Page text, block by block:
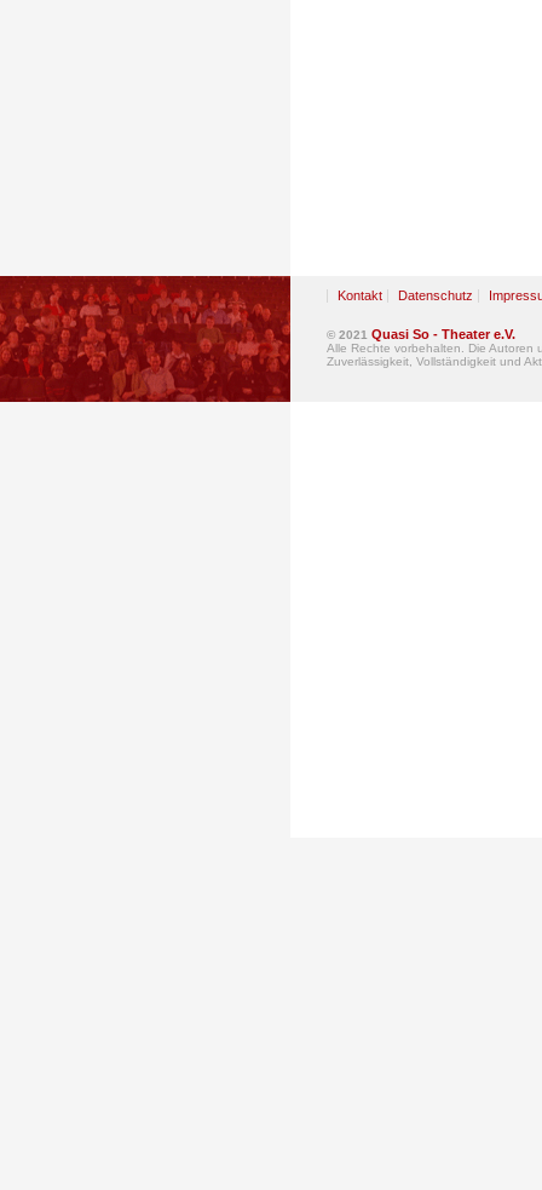
Kontakt Datenschutz
© 2021 Quasi So - Theater e.V.
Alle Rechte vorbehalten. Die Autoren
Zuverlässigkeit, Vollständigkeit und